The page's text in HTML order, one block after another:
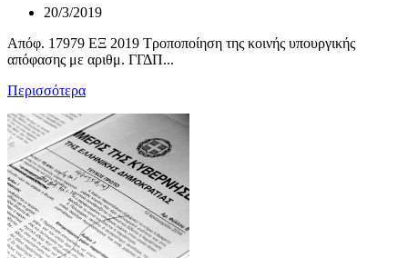
20/3/2019
Απόφ. 17979 ΕΞ 2019 Τροποποίηση της κοινής υπουργικής
απόφασης με αριθμ. ΓΓΔΠ...
Περισσότερα